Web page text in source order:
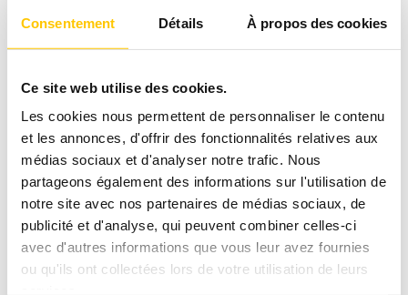
Consentement Détails À propos des cookies
Ce site web utilise des cookies.
Les cookies nous permettent de personnaliser le contenu
et les annonces, d'offrir des fonctionnalités relatives aux
médias sociaux et d'analyser notre trafic. Nous
partageons également des informations sur l'utilisation de
notre site avec nos partenaires de médias sociaux, de
publicité et d'analyse, qui peuvent combiner celles-ci
avec d'autres informations que vous leur avez fournies
ou qu'ils ont collectées lors de votre utilisation de leurs